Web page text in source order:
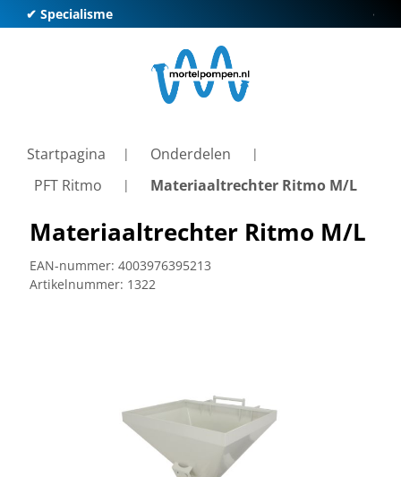
✔ Specialisme ✔
Startpagina
Onderdelen
PFT Ritmo
Materiaaltrechter Ritmo M/L
Materiaaltrechter Ritmo M/L
EAN-nummer: 4003976395213
Artikelnummer: 1322